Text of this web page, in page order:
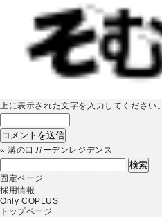
上に表示された文字を入力してください。
«溝の口ガーデンレジデンス
索:
固定ページ
採用情報
Only COPLUS
トップページ